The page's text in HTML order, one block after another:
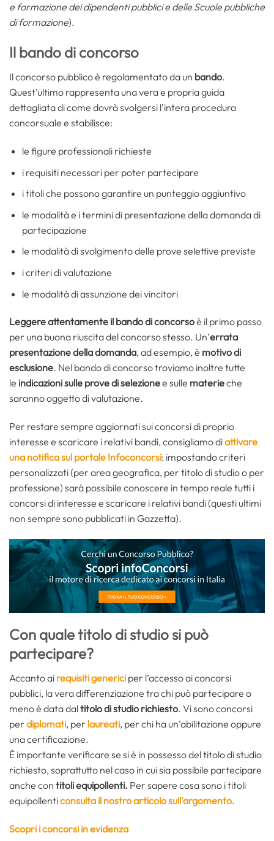
e formazione dei dipendenti pubblici e delle Scuole pubbliche
di formazione).
Il bando di concorso
Il concorso pubblico è regolamentato da un bando.
Quest’ultimo rappresenta una vera e propria guida
dettagliata di come dovrà svolgersi l’intera procedura
concorsuale e stabilisce:
le figure professionali richieste
i requisiti necessari per poter partecipare
i titoli che possono garantire un punteggio aggiuntivo
le modalità e i termini di presentazione della domanda di
partecipazione
le modalità di svolgimento delle prove selettive previste
i criteri di valutazione
le modalità di assunzione dei vincitori
Leggere attentamente il bando di concorsoè il primo passo
per una buona riuscita del concorso stesso. Un’errata
presentazione della domanda, ad esempio, è motivo di
esclusione. Nel bando di concorso troviamo inoltre tutte
le indicazioni sulle prove di selezionee sulle materieche
saranno oggetto di valutazione.
Per restare sempre aggiornati sui concorsi di proprio
interesse e scaricare i relativi bandi, consigliamo diattivare
una notifica sul portale Infoconcorsi: impostando criteri
personalizzati (per area geografica, per titolo di studio o per
professione) sarà possibile conoscere in tempo reale tutti i
concorsi di interesse e scaricare i relativi bandi (questi ultimi
non sempre sono pubblicati in Gazzetta).
Con quale titolo di studio si può
partecipare?
Accanto ai requisiti generici per l’accesso ai concorsi
pubblici, la vera differenziazione tra chi può partecipare o
meno è data daltitolo di studio richiesto. Vi sono concorsi
per diplomati, per laureati, per chi ha un’abilitazione oppure
una certificazione.
È importante verificare se si è in possesso del titolo di studio
richiesto, soprattutto nel caso in cui sia possibile partecipare
anche con titoli equipollenti. Per sapere cosa sono i titoli
equipollenticonsulta il nostro articolo sull’argomento.
Scopri i concorsi in evidenza